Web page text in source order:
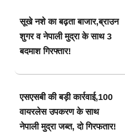
सूखे नशे का बढ़ता बाजार,ब्राउन
शुगर व नेपाली मुद्रा के साथ 3
बदमाश गिरफ्तार!
एसएसबी की बड़ी कार्रवाई,100
वायरलेस उपकरण के साथ
नेपाली मुद्रा जब्त, दो गिरफतार!